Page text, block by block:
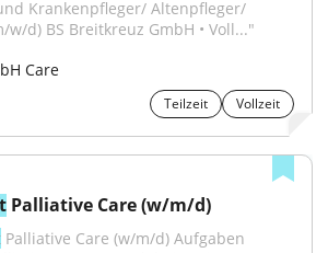
w/d) BS Breitkreuz GmbH • Voll..."
Care
Teilzeit Vollzeit
Palliative Care (w/m/d)